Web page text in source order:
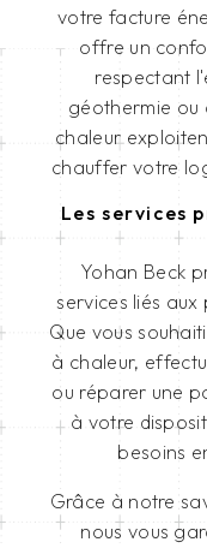
votre facture
offre un
respectant
géothermie ou
chaleur
chauffer votre
Les services
Yohan Beck
services liés
Que vous
à chaleur,
ou réparer une
à votre
besoins
Grâce à notre
nous vous